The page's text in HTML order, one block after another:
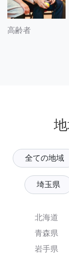
高齢者
全ての地域
埼玉県
北海道
青森県
岩手県